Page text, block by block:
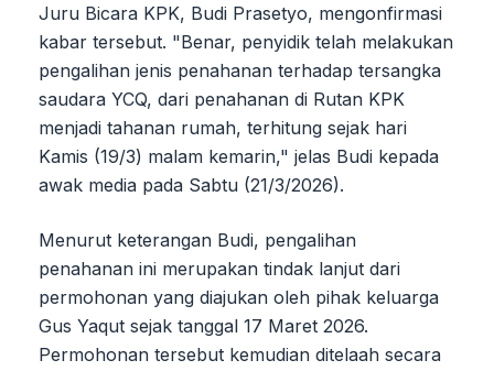
Juru Bicara KPK, Budi Prasetyo, mengonfirmasi
kabar tersebut. "Benar, penyidik telah melakukan
pengalihan jenis penahanan terhadap tersangka
saudara YCQ, dari penahanan di Rutan KPK
menjadi tahanan rumah, terhitung sejak hari
Kamis (19/3) malam kemarin," jelas Budi kepada
awak media pada Sabtu (21/3/2026).
Menurut keterangan Budi, pengalihan
penahanan ini merupakan tindak lanjut dari
permohonan yang diajukan oleh pihak keluarga
Gus Yaqut sejak tanggal 17 Maret 2026.
Permohonan tersebut kemudian ditelaah secara